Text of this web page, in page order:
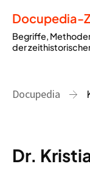
Docupedia-
Begriffe,
der
Docupedia
Dr.